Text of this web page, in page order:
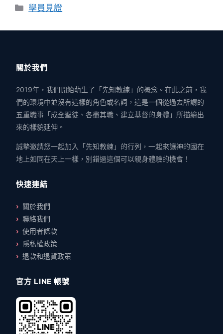
分
學員見證
關於我們
2019年，我們開始萌生了「先知教練」的概念。在此之前，我
們的環境中並沒有這樣的角色或名詞，這是一個從過去所謂的
五重職事「成全聖徒、各盡其職、建立基督的身體」所描繪出
來的樣貌延伸。
誠摯邀請您一起加入「先知教練」的行列，一起來讓神的國在
地上如同在天上一樣，別錯過這個可以親身體驗的機會！
快速連結
關於我們
聯絡我們
使用者條款
隱私權政策
退款和退貨政策
官方 LINE 帳號